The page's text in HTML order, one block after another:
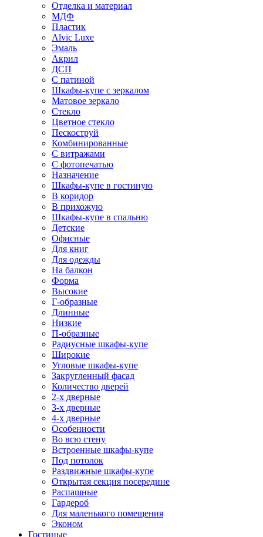
Отделка и материал
МДФ
Пластик
Alvic Luxe
Эмаль
Акрил
ДСП
С патиной
Шкафы-купе с зеркалом
Матовое зеркало
Стекло
Цветное стекло
Пескоструй
Комбинированные
С витражами
С фотопечатью
Назначение
Шкафы-купе в гостиную
В коридор
В прихожую
Шкафы-купе в спальню
Детские
Офисные
Для книг
Для одежды
На балкон
Форма
Высокие
Г-образные
Длинные
Низкие
П-образные
Радиусные шкафы-купе
Широкие
Угловые шкафы-купе
Закругленный фасад
Количество дверей
2-х дверные
3-х дверные
4-х дверные
Особенности
Во всю стену
Встроенные шкафы-купе
Под потолок
Раздвижные шкафы-купе
Открытая секция посередине
Распашные
Гардероб
Для маленького помещения
Эконом
Гостиные